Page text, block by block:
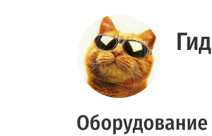
Оборудование